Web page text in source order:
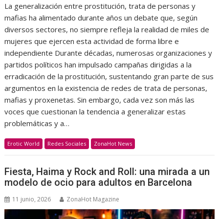
La generalización entre prostitución, trata de personas y
mafias ha alimentado durante años un debate que, según
diversos sectores, no siempre refleja la realidad de miles de
mujeres que ejercen esta actividad de forma libre e
independiente Durante décadas, numerosas organizaciones y
partidos políticos han impulsado campañas dirigidas a la
erradicación de la prostitución, sustentando gran parte de sus
argumentos en la existencia de redes de trata de personas,
mafias y proxenetas. Sin embargo, cada vez son más las
voces que cuestionan la tendencia a generalizar estas
problemáticas y a…
Erotic World Redes Sociales ZonaHot News
Fiesta, Haima y Rock and Roll: una mirada a un
modelo de ocio para adultos en Barcelona
11 junio, 2026 ZonaHot Magazine